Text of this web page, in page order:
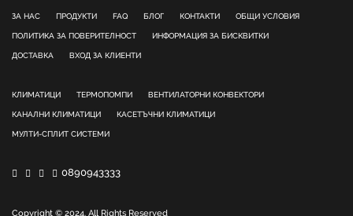
ЗА НАС ПРОДУКТИ FAQ БЛОГ КОНТАКТИ ОБЩИ УСЛОВИЯ
ПОЛИТИКА ЗА ПОВЕРИТЕЛНОСТ ИНФОРМАЦИЯ ЗА БИСКВИТКИ
ДОСТАВКА ВХОД ЗА КЛИЕНТИ
КЛИМАТИЦИ ТЕРМОПОМПИ ВЕНТИЛАТОРНИ КОНВЕКТОРИ
КАНАЛНИ КЛИМАТИЦИ КАСЕТЪЧНИ КЛИМАТИЦИ
МУЛТИ-СПЛИТ СИСТЕМИ
0890943333
Copyright © 2024. All Rights Reserved